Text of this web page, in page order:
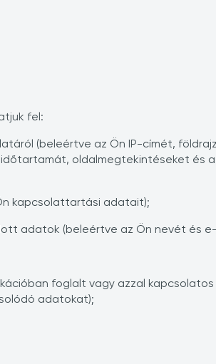
fel:
(beleértve az Ön IP-címét,
oldalmegtekintéseket és
kapcsolattartási adatait);
adatok (beleértve az Ön nevét és
foglalt vagy azzal
adatokat);